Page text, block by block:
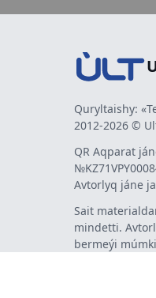
Quryltaishy:
2012-2026 ©
QR Aqparat
Avtorlyq jáne
Sait
mindetti.
bermeýi